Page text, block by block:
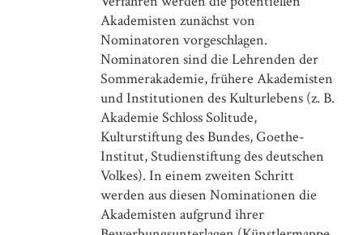
Akademisten zunächst von
Nominatoren vorgeschlagen.
Nominatoren sind die Lehrenden der
Sommerakademie, frühere Akademisten
und Institutionen des Kulturlebens (z. B.
Akademie Schloss Solitude,
Kulturstiftung des Bundes, Goethe-
Institut, Studienstiftung des deutschen
Volkes). In einem zweiten Schritt
werden aus diesen Nomi­nationen die
Akademisten aufgrund ihrer
Ausgewählte Publikationen
Selected Publications
Art Affinity Influences Art Reception
(in the Eye of the Beholder)
Empirical Studies of the Arts
Managing and Evaluating the Performing Arts
Value Creation through Resource Transformation
The Journal of Arts Management, Law, and Society
Nicht-Besucherforschung
Audience Development für Kultureinrichtungen
Anthologie Kulturpolitik